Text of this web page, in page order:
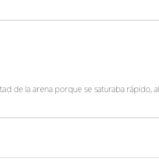
de la arena porque se saturaba rápido,